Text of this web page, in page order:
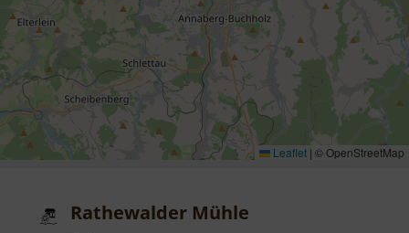
Leaflet | © OpenStreetMap
Rathewalder Mühle